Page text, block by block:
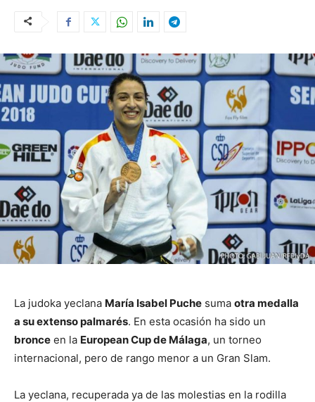
La judoka yeclana María Isabel Puche suma otra medalla
a su extenso palmarés. En esta ocasión ha sido un
bronce en la European Cup de Málaga, un torneo
internacional, pero de rango menor a un Gran Slam.
La yeclana, recuperada ya de las molestias en la rodilla